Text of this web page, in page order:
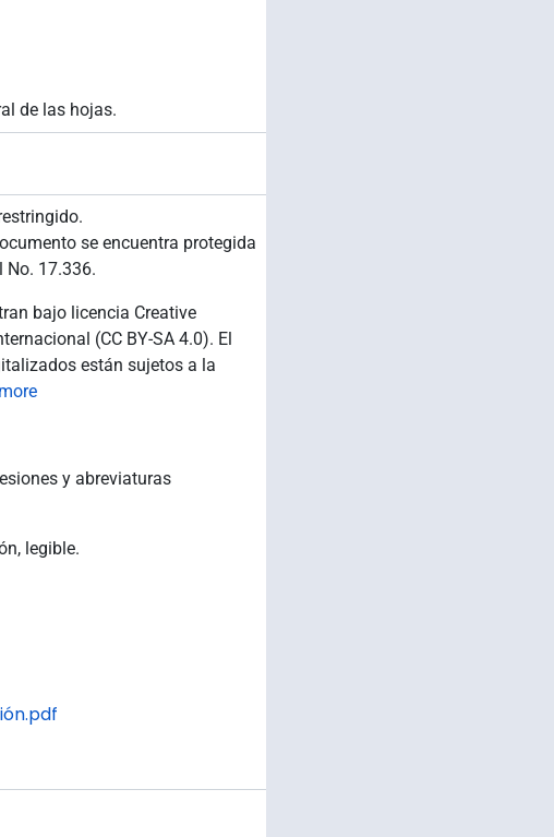
de las hojas.
se encuentra protegida
No. 17.336.
bajo licencia Creative
(CC BY-SA 4.0). El
están sujetos a la
y abreviaturas
legible.